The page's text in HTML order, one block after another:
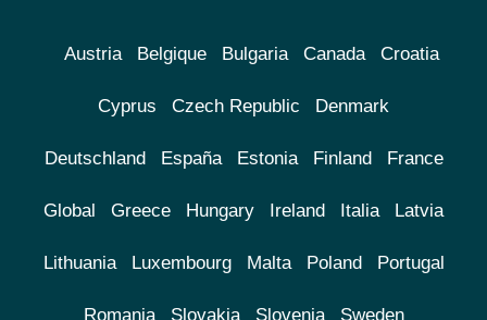
Austria Belgique Bulgaria Canada Croatia
Cyprus Czech Republic Denmark
Deutschland España Estonia Finland France
Global Greece Hungary Ireland Italia Latvia
Lithuania Luxembourg Malta Poland Portugal
Romania Slovakia Slovenia Sweden